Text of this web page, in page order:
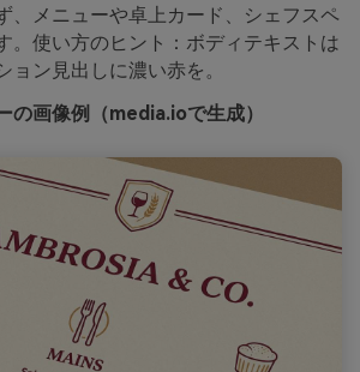
、メニューや卓上カード、シェフスペ
。使い方のヒント：ボディテキストは
ョン見出しに濃い赤を。
の画像例（media.ioで生成）